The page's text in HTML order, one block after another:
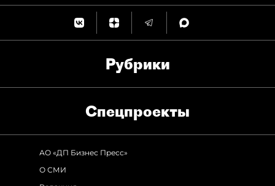
Рубрики
Спец­проекты
АО «ДП Бизнес Пресс»
О СМИ